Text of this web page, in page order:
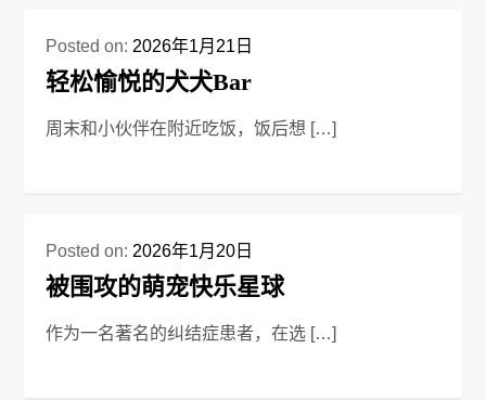
Posted on: 2026年1月21日
轻松愉悦的犬犬Bar
周末和小伙伴在附近吃饭，饭后想 […]
Posted on: 2026年1月20日
被围攻的萌宠快乐星球
作为一名著名的纠结症患者，在选 […]